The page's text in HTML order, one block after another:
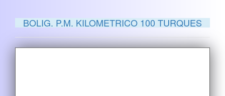
BOLIG. P.M. KILOMETRICO 100 TURQUES